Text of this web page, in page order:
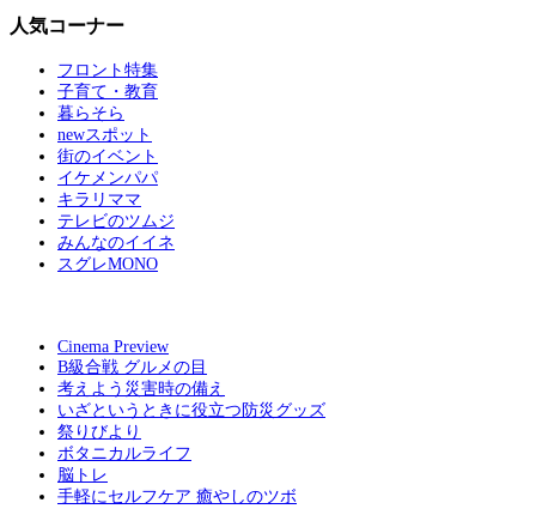
人気コーナー
フロント特集
子育て・教育
暮らそら
newスポット
街のイベント
イケメンパパ
キラリママ
テレビのツムジ
みんなのイイネ
スグレMONO
Cinema Preview
B級合戦 グルメの目
考えよう災害時の備え
いざというときに役立つ防災グッズ
祭りびより
ボタニカルライフ
脳トレ
手軽にセルフケア 癒やしのツボ